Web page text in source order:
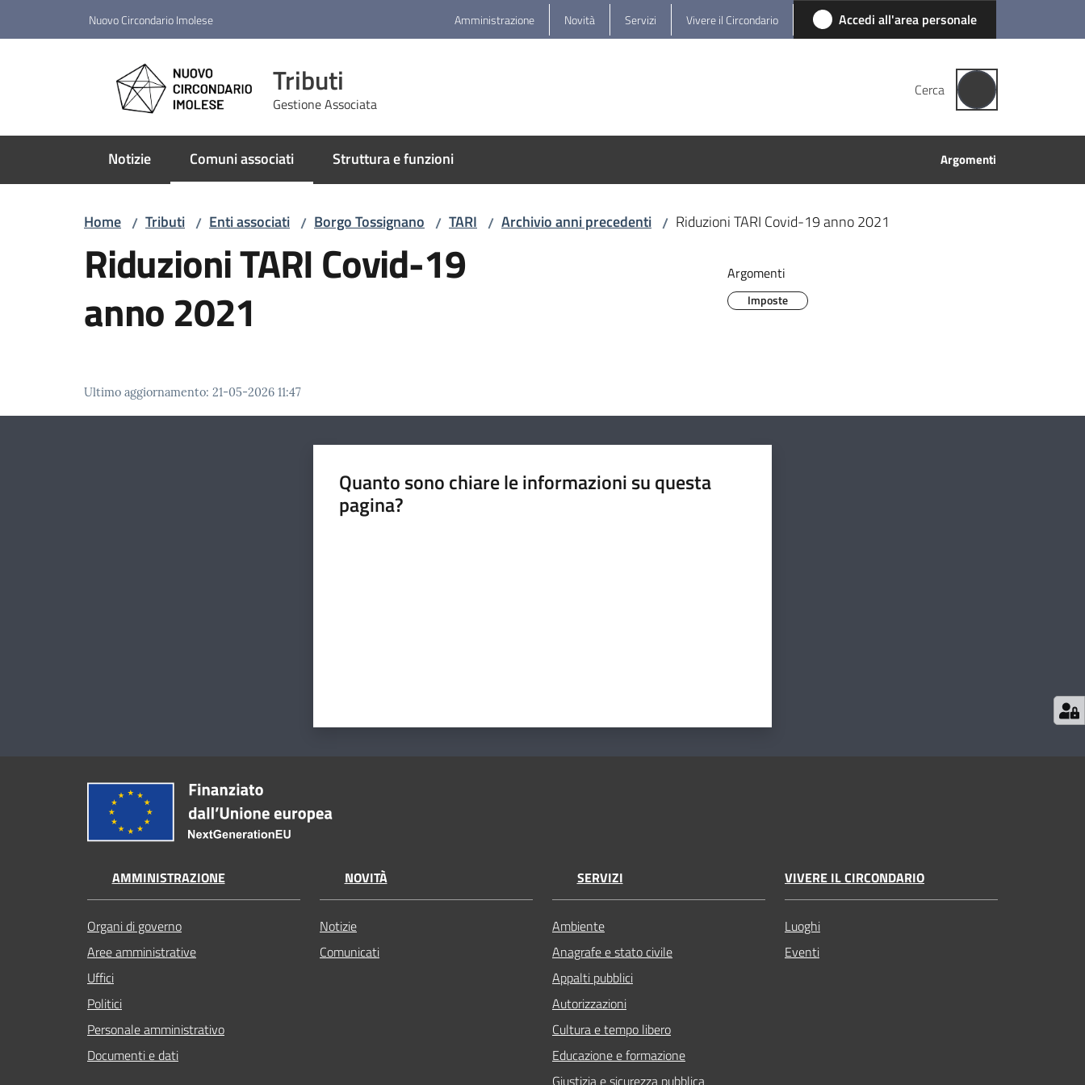
Nuovo Circondario Imolese Amministrazione Novità Servizi Vivere il Circondario Accedi all'area personale
Tributi
Gestione Associata
Cerca
Notizie Comuni associati
Menu selezionato Struttura e funzioni Argomenti
Home / Tributi / Enti associati / Borgo Tossignano / TARI / Archivio anni precedenti / Riduzioni TARI Covid-19 anno 2021
Riduzioni TARI Covid-19
anno 2021
Argomenti
Imposte
Ultimo aggiornamento: 21-05-2026 11:47
Quanto sono chiare le informazioni su questa
pagina?
AMMINISTRAZIONE
Organi di governo
Aree amministrative
Uffici
Politici
Personale amministrativo
Documenti e dati
NOVITÀ
Notizie
Comunicati
SERVIZI
Ambiente
Anagrafe e stato civile
Appalti pubblici
Autorizzazioni
Cultura e tempo libero
Educazione e formazione
VIVERE IL CIRCONDARIO
Luoghi
Eventi